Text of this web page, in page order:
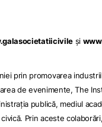
și
prin promovarea
de evenimente, The
publică, mediul
Prin aceste